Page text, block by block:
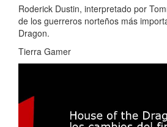
Roderick Dustin, interpretado por
de los guerreros norteños más
Dragon.
Tierra Gamer